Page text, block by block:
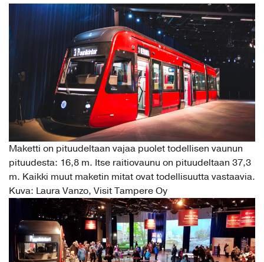
Maketti on pituudeltaan vajaa puolet todellisen vaunun
pituudesta: 16,8 m. Itse raitiovaunu on pituudeltaan 37,3
m. Kaikki muut maketin mitat ovat todellisuutta vastaavia.
Kuva: Laura Vanzo, Visit Tampere Oy